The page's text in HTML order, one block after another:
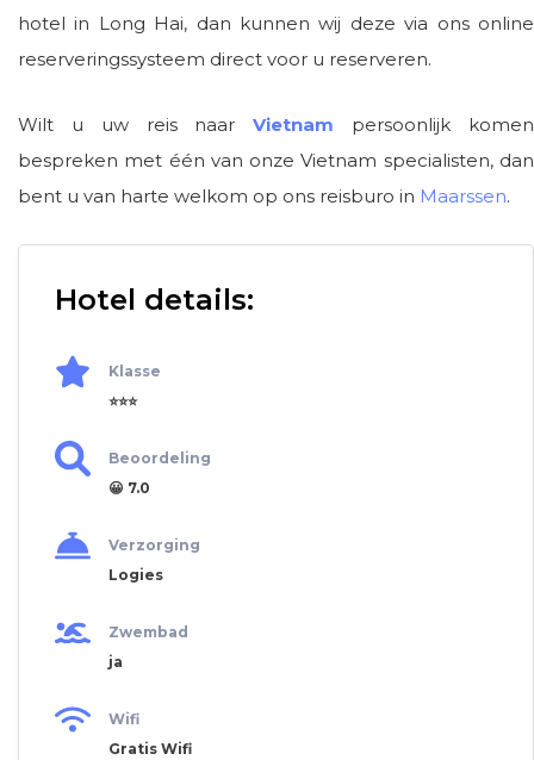
hotel in Long Hai, dan kunnen wij deze via ons online
reserveringssysteem direct voor u reserveren.
Wilt u uw reis naarVietnam persoonlijk komen
bespreken met één van onze Vietnam specialisten, dan
bent u van harte welkom op ons reisburo in Maarssen.
Hotel details:
Klasse
⭐⭐⭐
Beoordeling
😀 7.0
Verzorging
Logies
Zwembad
ja
Wifi
Gratis Wifi